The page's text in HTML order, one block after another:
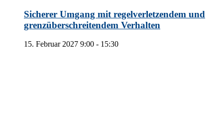
Sicherer Umgang mit regelverletzendem und
grenzüberschreitendem Verhalten
15. Februar 2027 9:00 - 15:30